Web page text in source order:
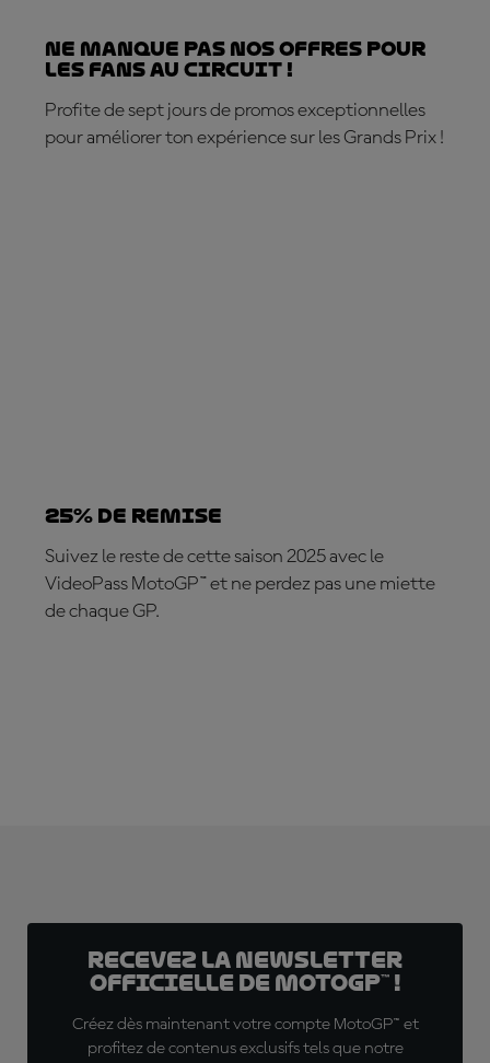
Ne manque pas nos offres pour
les fans au circuit !
Profite de sept jours de promos exceptionnelles
pour améliorer ton expérience sur les Grands Prix !
25% DE REMISE
Suivez le reste de cette saison 2025 avec le
VideoPass MotoGP™ et ne perdez pas une miette
de chaque GP.
Recevez la Newsletter
officielle de MotoGP™ !
Créez dès maintenant votre compte MotoGP™ et
profitez de contenus exclusifs tels que notre